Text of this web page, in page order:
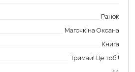
Ранок
Магочкіна Оксана
Книга
Тримай! Це тобі!